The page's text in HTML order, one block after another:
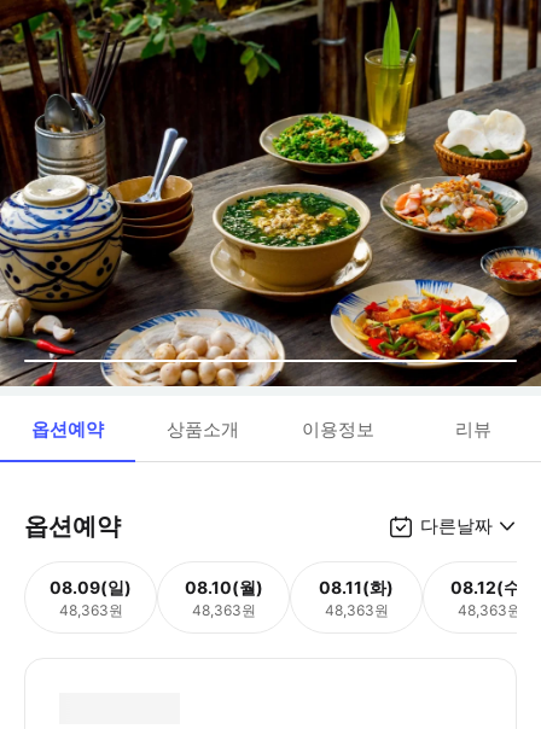
옵션예약 상품소개 이용정보 리뷰
옵션예약 다른날짜
08.09(일)
48,363원
08.10(월)
48,363원
08.11(화)
48,363원
08.12(수)
48,363원